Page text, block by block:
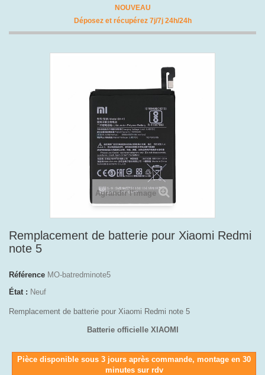
NOUVEAU
Déposez et récupérez 7j/7j 24h/24h
Agrandir l'image
Remplacement de batterie pour Xiaomi Redmi
note 5
Référence MO-batredminote5
État : Neuf
Remplacement de batterie pour Xiaomi Redmi note 5
Batterie officielle XIAOMI
Pièce disponible sous 3 jours après commande, montage en 30
minutes sur rdv